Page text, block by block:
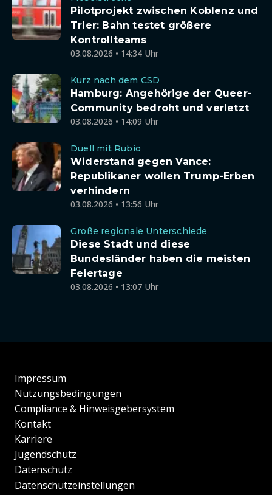
Pilotprojekt zwischen Koblenz und
Trier: Bahn testet größere
Kontrollteams
03.08.2026 • 14:34 Uhr
Kurz nach dem CSD
Hamburg: Angehörige der Queer-
Community bedroht und verletzt
03.08.2026 • 14:09 Uhr
Duell mit Rubio
Widerstand gegen Vance:
Republikaner wollen Trump-Erben
verhindern
03.08.2026 • 13:56 Uhr
Große regionale Unterschiede
Diese Stadt und diese
Bundesländer haben die meisten
Feiertage
03.08.2026 • 13:07 Uhr
Impressum
Nutzungsbedingungen
Compliance & Hinweisgebersystem
Kontakt
Karriere
Jugendschutz
Datenschutz
Datenschutzeinstellungen